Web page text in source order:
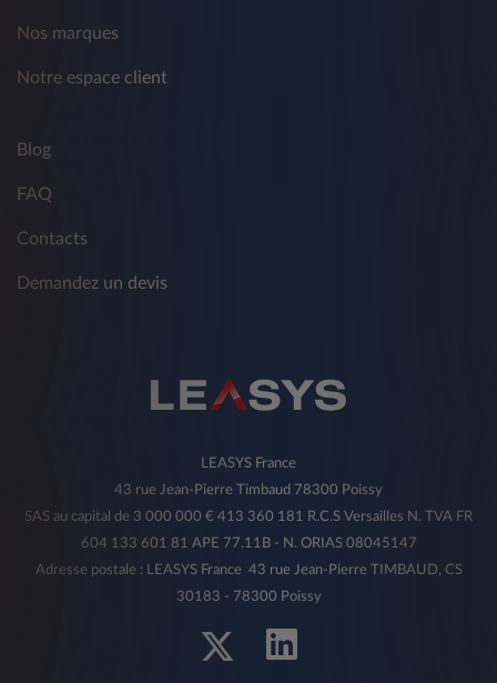
Nos marques
Notre espace client
Blog
FAQ
Contacts
Demandez un devis
LEASYS France
43 rue Jean-Pierre Timbaud 78300 Poissy
SAS au capital de 3 000 000 € 413 360 181 R.C.S Versailles N. TVA FR
604 133 601 81 APE 77.11B - N. ORIAS 08045147
Adresse postale : LEASYS France 43 rue Jean-Pierre TIMBAUD, CS
30183 - 78300 Poissy